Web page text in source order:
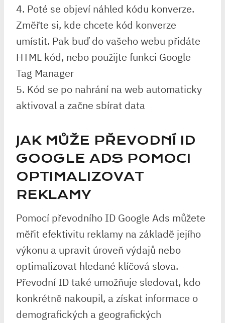
4. Poté se objeví náhled kódu konverze.
Změřte si, kde chcete kód konverze
umístit. Pak buď do vašeho webu přidáte
HTML kód, nebo použijte funkci Google
Tag Manager
5. Kód se po nahrání na web automaticky
aktivoval a začne sbírat data
JAK MŮŽE PŘEVODNÍ ID
GOOGLE ADS POMOCI
OPTIMALIZOVAT
REKLAMY
Pomocí převodního ID Google Ads můžete
měřit efektivitu reklamy na základě jejího
výkonu a upravit úroveň výdajů nebo
optimalizovat hledané klíčová slova.
Převodní ID také umožňuje sledovat, kdo
konkrétně nakoupil, a získat informace o
demografických a geografických